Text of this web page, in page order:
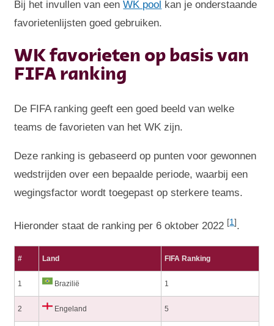
Bij het invullen van eenWK pool kan je onderstaande
favorietenlijsten goed gebruiken.
WK favorieten op basis van
FIFA ranking
De FIFA ranking geeft een goed beeld van welke
teams de favorieten van het WK zijn.
Deze ranking is gebaseerd op punten voor gewonnen
wedstrijden over een bepaalde periode, waarbij een
wegingsfactor wordt toegepast op sterkere teams.
Hieronder staat de ranking per 6 oktober 2022 [1].
# Land FIFA Ranking
1 Brazilië 1
2 Engeland 5